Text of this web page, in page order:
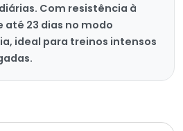
Com resistência à
até 23 dias no modo
ideal para treinos intensos